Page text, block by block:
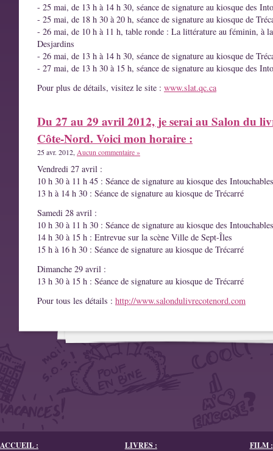
- 25 mai, de 13 h à 14 h 30, séance de signature au kiosque des
- 25 mai, de 18 h 30 à 20 h, séance de signature au kiosque de
- 26 mai, de 10 h à 11 h, table ronde : La littérature au féminin, à
Desjardins
- 26 mai, de 13 h à 14 h 30, séance de signature au kiosque de
- 27 mai, de 13 h 30 à 15 h, séance de signature au kiosque des
Pour plus de détails, visitez le site : www.slat.qc.ca
Du 27 au 29 avril 2012, je serai au Salon du
Côte-Nord. Voici mon horaire :
25 avr. 2012, Aucun commentaire »
Vendredi 27 avril :
10 h 30 à 11 h 45 : Séance de signature au kiosque des Intouchables
13 h à 14 h 30 : Séance de signature au kiosque de Trécarré
Samedi 28 avril :
10 h 30 à 11 h 30 : Séance de signature au kiosque des Intouchables
14 h 30 à 15 h : Entrevue sur la scène Ville de Sept-Îles
15 h à 16 h 30 : Séance de signature au kiosque de Trécarré
Dimanche 29 avril :
13 h 30 à 15 h : Séance de signature au kiosque de Trécarré
Pour tous les détails : http://www.salondulivrecotenord.com
ACCUEIL : LIVRES : FILM :